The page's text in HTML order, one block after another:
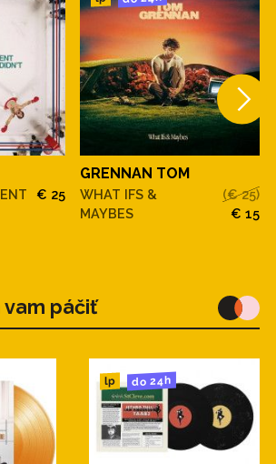
€ 25
GRENNAN TOM
WHAT IFS &
MAYBES
(€ 25)
€ 15
vam páčiť
lp do 24h